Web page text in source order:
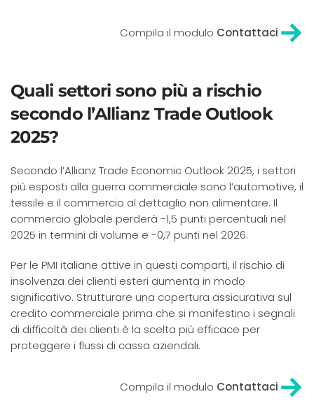
Compila il modulo Contattaci
Quali settori sono più a rischio
secondo l’Allianz Trade Outlook
2025?
Secondo l’Allianz Trade Economic Outlook 2025, i settori
più esposti alla guerra commerciale sono l’automotive, il
tessile e il commercio al dettaglio non alimentare. Il
commercio globale perderà -1,5 punti percentuali nel
2025 in termini di volume e -0,7 punti nel 2026.
Per le PMI italiane attive in questi comparti, il rischio di
insolvenza dei clienti esteri aumenta in modo
significativo. Strutturare una copertura assicurativa sul
credito commerciale prima che si manifestino i segnali
di difficoltà dei clienti è la scelta più efficace per
proteggere i flussi di cassa aziendali.
Compila il modulo Contattaci